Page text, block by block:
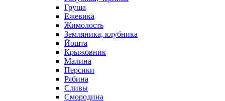
Груша
Ежевика
Жимолость
Земляника, клубника
Йошта
Крыжовник
Малина
Персики
Рябина
Сливы
Смородина